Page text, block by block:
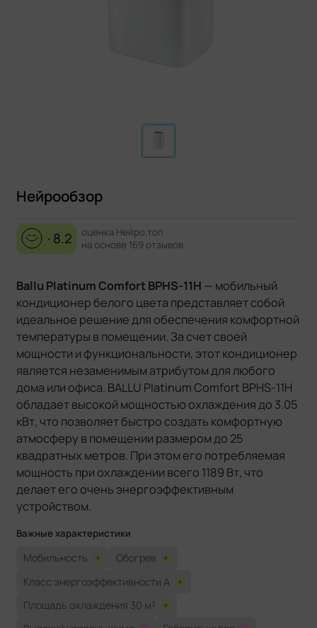
Нейрообзор
· 8.2
оценка Нейро.топ
на основе 169 отзывов
Ballu Platinum Comfort BPHS-11H — мобильный
кондиционер белого цвета представляет собой
идеальное решение для обеспечения комфортной
температуры в помещении. За счет своей
мощности и функциональности, этот кондиционер
является незаменимым атрибутом для любого
дома или офиса. BALLU Platinum Comfort BPHS-11H
обладает высокой мощностью охлаждения до 3.05
кВт, что позволяет быстро создать комфортную
атмосферу в помещении размером до 25
квадратных метров. При этом его потребляемая
мощность при охлаждении всего 1189 Вт, что
делает его очень энергоэффективным
устройством.
Важные характеристики
Мобильность + Обогрев +
Класс энергоэффективности A +
Площадь охлаждения 30 м² +